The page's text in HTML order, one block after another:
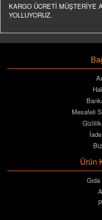
KARGO ÜCRETİ MÜŞTERİYE
YOLLUYORUZ.
Mesafeli
Ürün